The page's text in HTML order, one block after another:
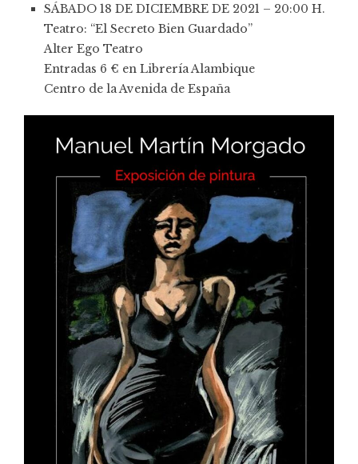
SÁBADO 18 DE DICIEMBRE DE 2021 – 20:00 H.
Teatro: “El Secreto Bien Guardado”
Alter Ego Teatro
Entradas 6 € en Librería Alambique
Centro de la Avenida de España